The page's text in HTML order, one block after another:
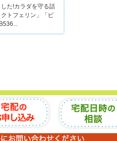
た!カラダを守る話
トフェリン」「ビ